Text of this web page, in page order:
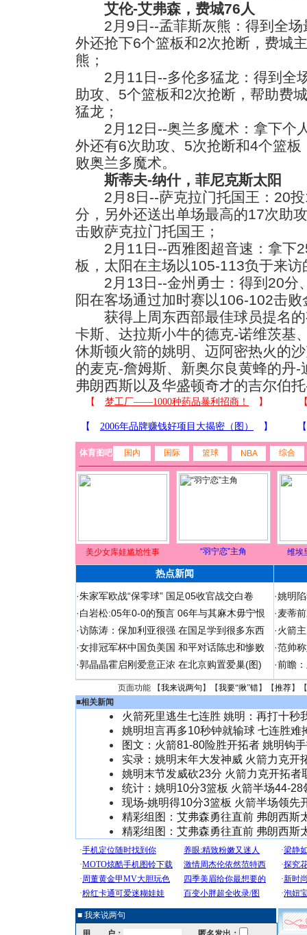
艾伦-艾弗森，费城76人
2月9日--孟菲斯灰熊：得到全场
外还抢下6个篮板和2次抢断，费城
熊；
2月11日--多伦多猛龙：得到全
助攻、5个篮板和2次抢断，帮助费
猛龙；
2月12日--奥兰多魔术：拿下个
外还有6次助攻、5次抢断和4个篮
败奥兰多魔术。
斯蒂夫-纳什，菲尼克斯太阳
2月8日--萨克拉门托国王：20投
分，另外还送出单场最高的17次助
击败萨克拉门托国王；
2月11日--西雅图超音速：拿下
板，太阳在主场以105-113负于来
2月13日--金州勇士：得到20分
阳在客场通过加时赛以106-102击败
获得上周东西部最佳球员提名的
卡斯、达拉斯小牛的德克-诺维茨基
休斯顿火箭的姚明、迈阿密热火的
的麦克-詹姆斯、新奥尔良黄蜂的丹
弗朗西斯以及华盛顿奇才的吉尔伯
体育图吧 国内 国际 篮球 NBA 综合
美少女库娃尴尬性事 “羽宁恋”主角 维埃
热点新闻
·朱家军欧战“保零球” 国足05收官战交白卷
·白岩松:05年0-0的预言 06年与其麻木毋宁恨
·访陈涛：保加利亚很强 在国足学到很多东西
·女排冠军杯中国负美国 和平对话陈忠和惨败
·郭晶晶霍启刚爱意正浓 在北京购置爱巢(图)
·姚明
·麦蒂
·火箭
·范帅
·前瞻
页面功能 【我来说两句 】【我要“揪”错】【推荐】
■相关新闻
火箭死里逃生七连胜 姚明：再打十秒
姚明坦言再多10秒钟就输球 七连胜难
图文：火箭81-80险胜开拓者 姚明钩
实录：姚明末年大发神威 火箭力克开
姚明末节发威砍23分 火箭力克开拓者
统计：姚明10分3篮板 火箭半场44-28
现场-姚明得10分3篮板 火箭半场领先
精彩组图：艾弗森勇往直前 弗朗西斯
精彩组图：艾弗森勇往直前 弗朗西斯
■ 我来说两句